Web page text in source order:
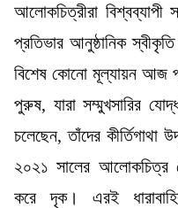
আলোকচিত্রীরা
প্রতিভার আনুষ্ঠানিক
বিশেষ কোনো মূল্যায়ন আজ
পুরুষ, যারা সম্মুখসারির
চলেছেন, তাঁদের কীর্তিগাথা
২০২১ সালের আলোকচিত্র
করে দৃক। এরই